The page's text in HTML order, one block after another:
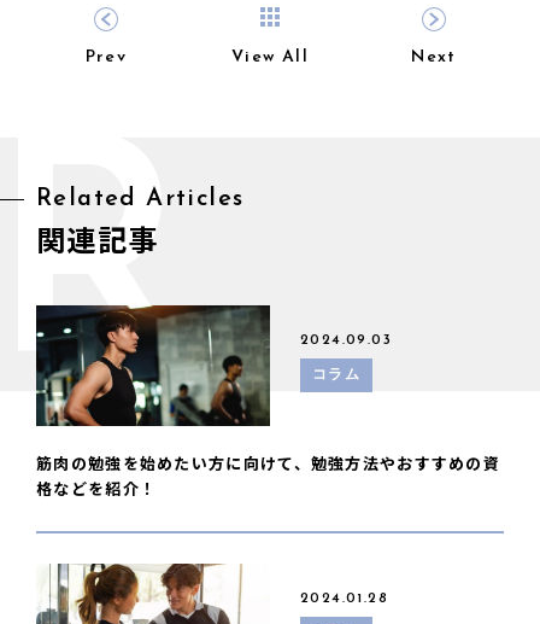
Prev View All Next
Related Articles
関連記事
2024.09.03
コラム
筋肉の勉強を始めたい方に向けて、勉強方法やおすすめの資
格などを紹介！
2024.01.28